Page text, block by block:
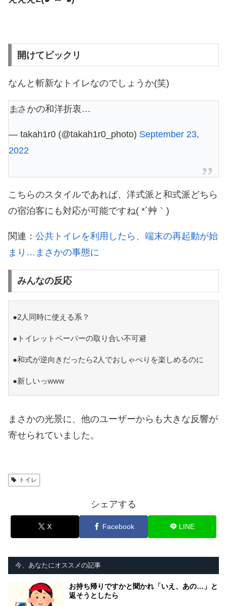
開けてビックリ
なんと斬新なトイレなのでしょうか(笑)
まさかの和洋折衷…
— takah1r0 (@takah1r0_photo) September 23,
2022
こちらのスタイルであれば、洋式派と和式派どちら
の宿泊客にも対応が可能ですね( *´艸｀)
関連： 公共トイレを利用したら、端末の再起動が始
まり…まさかの事態に
みんなの反応
●2人同時に使える系？
●トイレットペーパーの取り合い不可避
●和式が逆向きだったら2人でおしゃべりを楽しめるのに
●新しいっwww
まさかの光景に、他のユーザーからも大きな反響が
寄せられていました。
トイレ
シェアする
X Facebook LINE
今、あなたにオススメの記事
お持ち帰りですかと聞かれ「いえ、あの…」と
返そうとしたら